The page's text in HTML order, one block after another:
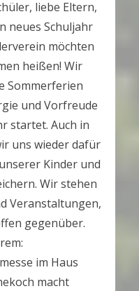
liebe Eltern,
neues Schuljahr
möchten
heißen! Wir
Sommerferien
und Vorfreude
startet. Auch in
uns wieder dafür
Kinder und
Wir stehen
Veranstaltungen,
gegenüber.
im Haus
macht